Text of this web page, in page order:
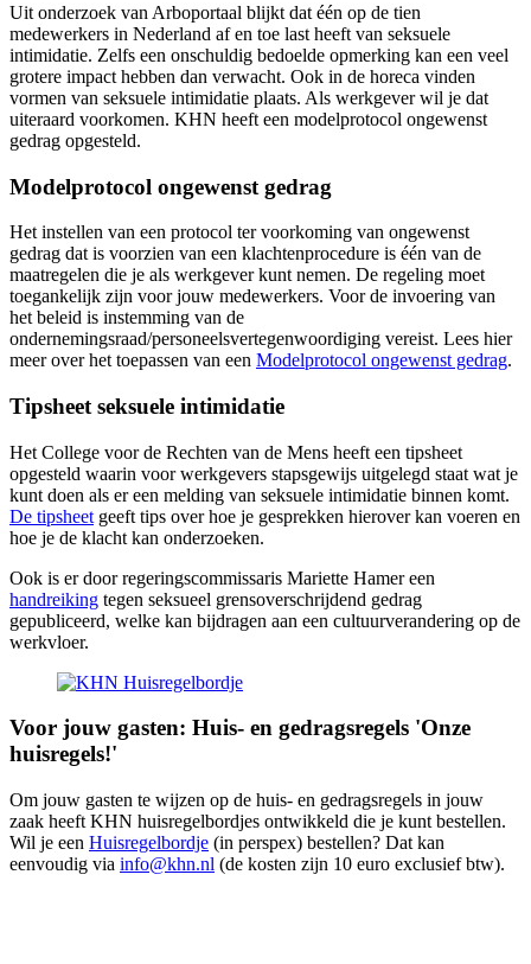
Uit onderzoek van Arboportaal blijkt dat één op de tien
medewerkers in Nederland af en toe last heeft van seksuele
intimidatie. Zelfs een onschuldig bedoelde opmerking kan een veel
grotere impact hebben dan verwacht. Ook in de horeca vinden
vormen van seksuele intimidatie plaats. Als werkgever wil je dat
uiteraard voorkomen. KHN heeft een modelprotocol ongewenst
gedrag opgesteld.
Modelprotocol ongewenst gedrag
Het instellen van een protocol ter voorkoming van ongewenst
gedrag dat is voorzien van een klachtenprocedure is één van de
maatregelen die je als werkgever kunt nemen. De regeling moet
toegankelijk zijn voor jouw medewerkers. Voor de invoering van
het beleid is instemming van de
ondernemingsraad/personeelsvertegenwoordiging vereist. Lees hier
meer over het toepassen van een Modelprotocol ongewenst gedrag.
Tipsheet seksuele intimidatie
Het College voor de Rechten van de Mens heeft een tipsheet
opgesteld waarin voor werkgevers stapsgewijs uitgelegd staat wat je
kunt doen als er een melding van seksuele intimidatie binnen komt.
De tipsheet geeft tips over hoe je gesprekken hierover kan voeren en
hoe je de klacht kan onderzoeken.
Ook is er door regeringscommissaris Mariette Hamer een
handreiking tegen seksueel grensoverschrijdend gedrag
gepubliceerd, welke kan bijdragen aan een cultuurverandering op de
werkvloer.
Voor jouw gasten: Huis- en gedragsregels 'Onze
huisregels!'
Om jouw gasten te wijzen op de huis- en gedragsregels in jouw
zaak heeft KHN huisregelbordjes ontwikkeld die je kunt bestellen.
Wil je een Huisregelbordje (in perspex) bestellen? Dat kan
eenvoudig via info@khn.nl (de kosten zijn 10 euro exclusief btw).